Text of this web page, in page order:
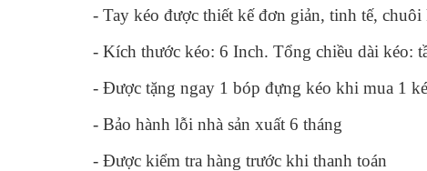
- Tay kéo được thiết kế đơn giản, tinh tế,
- Kích thước kéo: 6 Inch. Tổng chiều dài
- Được tặng ngay 1 bóp đựng kéo khi mua 1
- Bảo hành lỗi nhà sản xuất 6 tháng
- Được kiểm tra hàng trước khi thanh toán